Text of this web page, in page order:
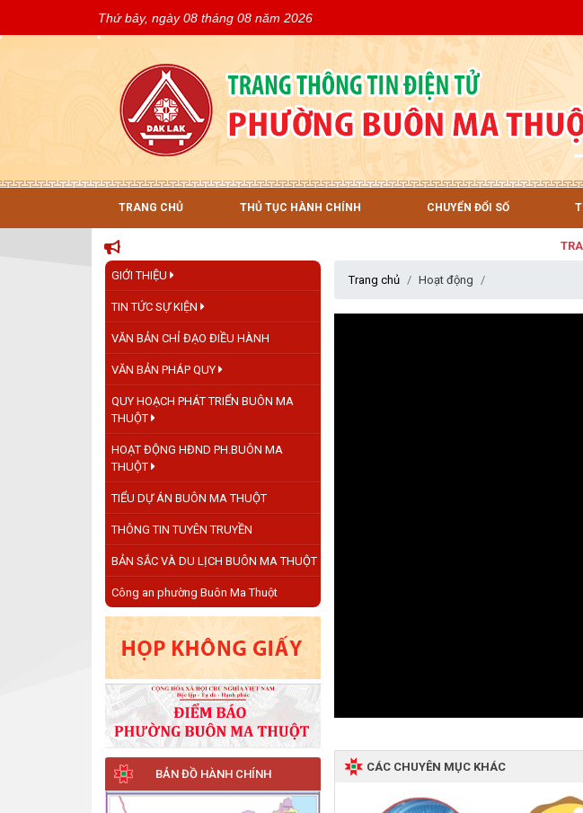
Thứ bảy, ngày 08 tháng 08 năm 2026
TRANG CHỦ THỦ TỤC HÀNH CHÍNH CHUYỂN ĐỔI SỐ
TRANG
GIỚI THIỆU
TIN TỨC SỰ KIỆN
VĂN BẢN CHỈ ĐẠO ĐIỀU HÀNH
VĂN BẢN PHÁP QUY
QUY HOẠCH PHÁT TRIỂN BUÔN MA
THUỘT
HOẠT ĐỘNG HĐND PH.BUÔN MA
THUỘT
TIỂU DỰ ÁN BUÔN MA THUỘT
THÔNG TIN TUYÊN TRUYỀN
BẢN SẮC VÀ DU LỊCH BUÔN MA THUỘT
Công an phường Buôn Ma Thuột
BẢN ĐỒ HÀNH CHÍNH
Trang chủ Hoạt động
CÁC CHUYÊN MỤC KHÁC